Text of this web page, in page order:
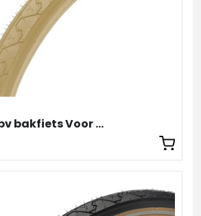
buitenband tbv bakfiets Voor Creme 24inch